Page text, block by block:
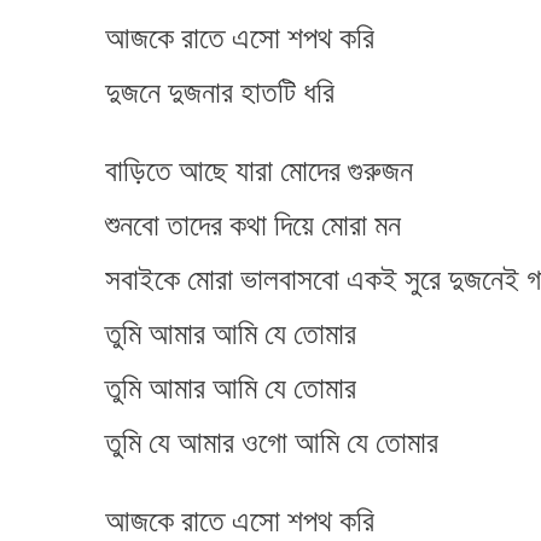
আজকে রাতে এসো শপথ করি
দুজনে দুজনার হাতটি ধরি
বাড়িতে আছে যারা মোদের গুরুজন​
শুনবো তাদের কথা দিয়ে মোরা মন​
সবাইকে মোরা ভালবাসবো একই সুরে দুজনেই
তুমি আমার আমি যে তোমার
তুমি আমার আমি যে তোমার
তুমি যে আমার ওগো আমি যে তোমার
আজকে রাতে এসো শপথ করি